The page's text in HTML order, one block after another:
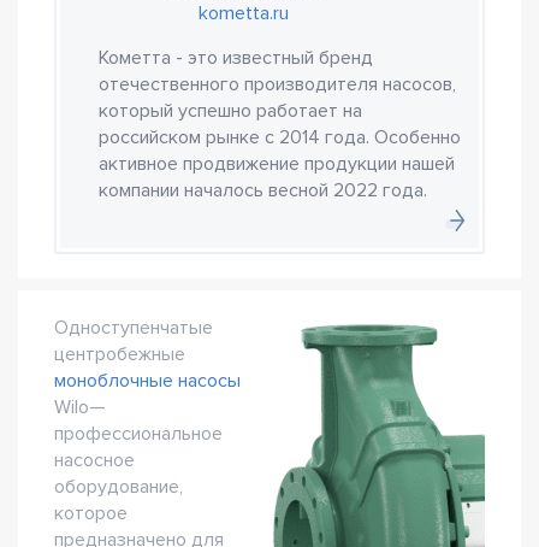
kometta.ru
Кометта - это известный бренд
отечественного производителя насосов,
который успешно работает на
российском рынке с 2014 года. Особенно
активное продвижение продукции нашей
компании началось весной 2022 года.
Одноступенчатые
центробежные
моноблочные насосы
Wilo—
профессиональное
насосное
оборудование,
которое
предназначено для